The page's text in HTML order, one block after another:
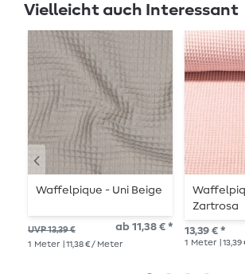
Vielleicht auch Interessant
Waffelpique - Uni Beige
UVP 13,39 € ab 11,38 € *
1 Meter | 11,38 € / Meter
Zartrosa
13,39 € *
1 Meter |